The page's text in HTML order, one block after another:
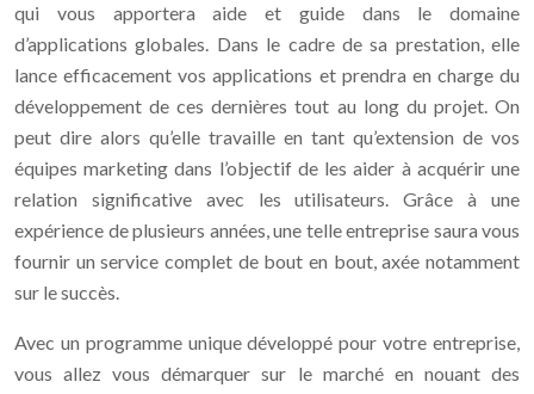
qui vous apportera aide et guide dans le domaine
d’applications globales. Dans le cadre de sa prestation, elle
lance efficacement vos applications et prendra en charge du
développement de ces dernières tout au long du projet. On
peut dire alors qu’elle travaille en tant qu’extension de vos
équipes marketing dans l’objectif de les aider à acquérir une
relation significative avec les utilisateurs. Grâce à une
expérience de plusieurs années, une telle entreprise saura vous
fournir un service complet de bout en bout, axée notamment
sur le succès.
Avec un programme unique développé pour votre entreprise,
vous allez vous démarquer sur le marché en nouant des